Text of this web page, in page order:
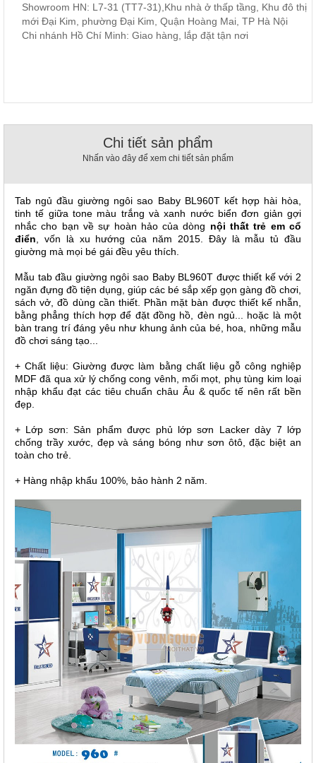
Trang
trang
Nội
Thất
Nhà
Thất
Hàng
Showroom HN: L7-31 (TT7-31),Khu nhà ở thấp tầng, Khu đô thị
mới Đại Kim, phường Đại Kim, Quận Hoàng Mai, TP Hà Nội
Chi nhánh Hồ Chí Minh: Giao hàng, lắp đặt tận nơi
Chi tiết sản phẩm
Nhấn vào đây để xem chi tiết sản phẩm
Tab ngủ đầu giường ngôi sao Baby BL960T kết hợp hài hòa,
tinh tế giữa tone màu trắng và xanh nước biển đơn giản gợi
nhắc cho bạn về sự hoàn hảo của dòng nội thất trẻ em cổ
điển , vốn là xu hướng của năm 2015. Đây là mẫu tủ đầu
giường mà mọi bé gái đều yêu thích.
Mẫu tab đầu giường ngôi sao Baby BL960T được thiết kế với 2
ngăn đựng đồ tiện dụng, giúp các bé sắp xếp gọn gàng đồ chơi,
sách vở, đồ dùng cần thiết. Phần mặt bàn được thiết kế nhẵn,
bằng phẳng thích hợp để đặt đồng hồ, đèn ngủ... hoặc là một
bàn trang trí đáng yêu như khung ảnh của bé, hoa, những mẫu
đồ chơi sáng tạo...
+ Chất liệu: Giường được làm bằng chất liệu gỗ công nghiệp
MDF đã qua xử lý chống cong vênh, mối mọt, phụ tùng kim loại
nhập khẩu đạt các tiêu chuẩn châu Âu & quốc tế nên rất bền
đẹp.
+ Lớp sơn: Sản phẩm được phủ lớp sơn Lacker dày 7 lớp
chống trầy xước, đẹp và sáng bóng như sơn ôtô, đặc biệt an
toàn cho trẻ.
+ Hàng nhập khẩu 100%, bảo hành 2 năm.